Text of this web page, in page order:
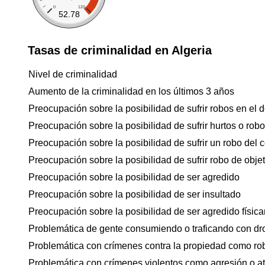
0 120
52.78
Tasas de criminalidad en Algeria
Nivel de criminalidad
Aumento de la criminalidad en los últimos 3 años
Preocupación sobre la posibilidad de sufrir robos en el
Preocupación sobre la posibilidad de sufrir hurtos o
Preocupación sobre la posibilidad de sufrir un robo del
Preocupación sobre la posibilidad de sufrir robo de
Preocupación sobre la posibilidad de ser agredido
Preocupación sobre la posibilidad de ser insultado
Preocupación sobre la posibilidad de ser agredido
Problemática de gente consumiendo o traficando con
Problemática con crímenes contra la propiedad como
Problemática con crímenes violentos como agresión o